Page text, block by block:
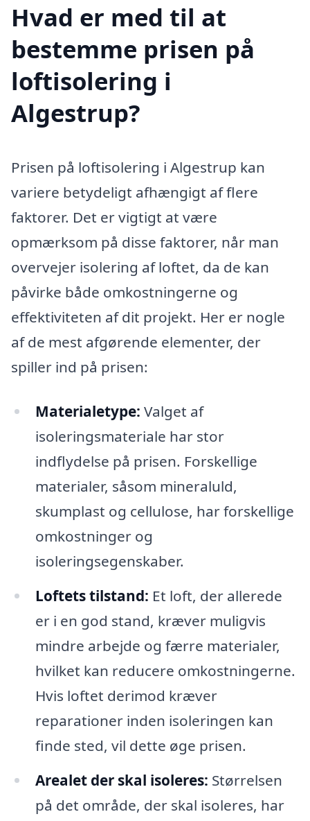
Hvad er med til at
bestemme prisen på
loftisolering i
Algestrup?
Prisen på loftisolering i Algestrup kan
variere betydeligt afhængigt af flere
faktorer. Det er vigtigt at være
opmærksom på disse faktorer, når man
overvejer isolering af loftet, da de kan
påvirke både omkostningerne og
effektiviteten af dit projekt. Her er nogle
af de mest afgørende elementer, der
spiller ind på prisen:
Materialetype: Valget af
isoleringsmateriale har stor
indflydelse på prisen. Forskellige
materialer, såsom mineraluld,
skumplast og cellulose, har forskellige
omkostninger og
isoleringsegenskaber.
Loftets tilstand: Et loft, der allerede
er i en god stand, kræver muligvis
mindre arbejde og færre materialer,
hvilket kan reducere omkostningerne.
Hvis loftet derimod kræver
reparationer inden isoleringen kan
finde sted, vil dette øge prisen.
Arealet der skal isoleres: Størrelsen
på det område, der skal isoleres, har